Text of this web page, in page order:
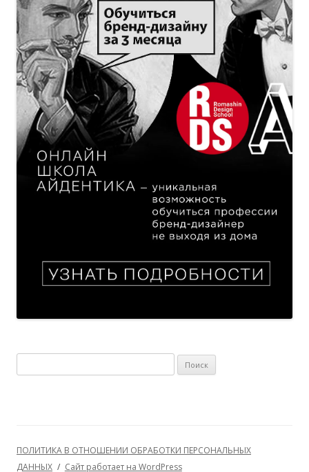
ПОЛИТИКА В ОТНОШЕНИИ ОБРАБОТКИ ПЕРСОНАЛЬНЫХ
ДАННЫХ
Сайт работает на WordPress